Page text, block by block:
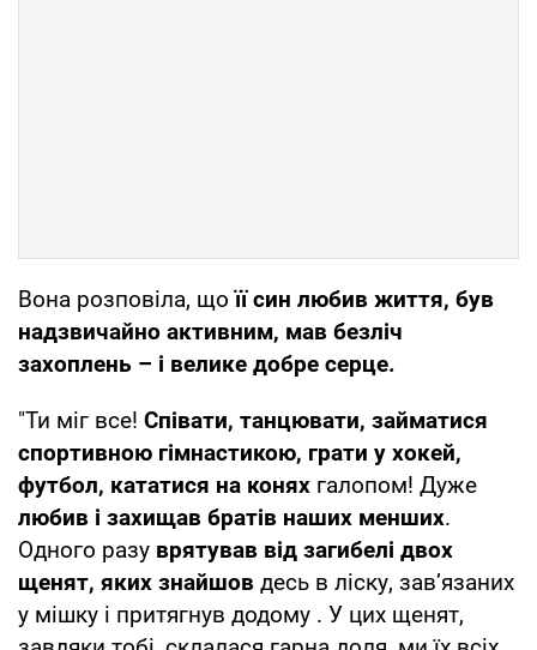
Вона розповіла, що її син любив життя, був
надзвичайно активним, мав безліч
захоплень – і велике добре серце.
"Ти міг все! Співати, танцювати, займатися
спортивною гімнастикою, грати у хокей,
футбол, кататися на конях галопом! Дуже
любив і захищав братів наших менших.
Одного разу врятував від загибелі двох
щенят, яких знайшов десь в ліску, завʼязаних
у мішку і притягнув додому . У цих щенят,